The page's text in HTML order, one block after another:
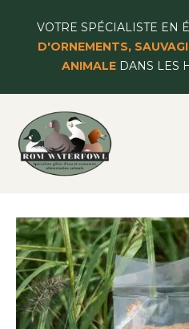
VOTRE SPÉCIALISTE EN
D'ORNEMENTS,
ANIMALEDANS LES